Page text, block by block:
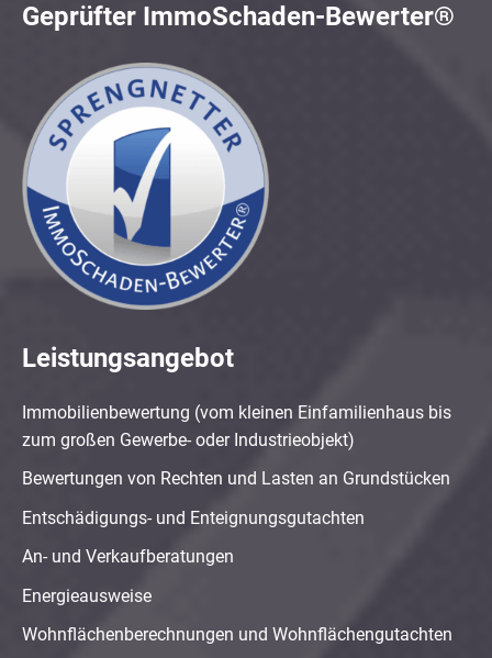
Geprüfter ImmoSchaden-Bewerter®
Leistungsangebot
Immobilienbewertung (vom kleinen Einfamilienhaus bis
zum großen Gewerbe- oder Industrieobjekt)
Bewertungen von Rechten und Lasten an Grundstücken
Entschädigungs- und Enteignungsgutachten
An- und Verkaufberatungen
Energieausweise
Wohnflächenberechnungen und Wohnflächengutachten